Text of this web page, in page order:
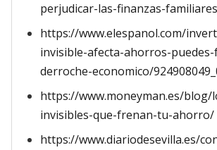
perjudicar-las-finanzas-
https://www.elespanol.com/
invisible-afecta-ahorros-
derroche-economico/
https://www.moneyman.es/blog/
invisibles-que-frenan-tu-ahorro/
https://www.diariodesevilla.es/